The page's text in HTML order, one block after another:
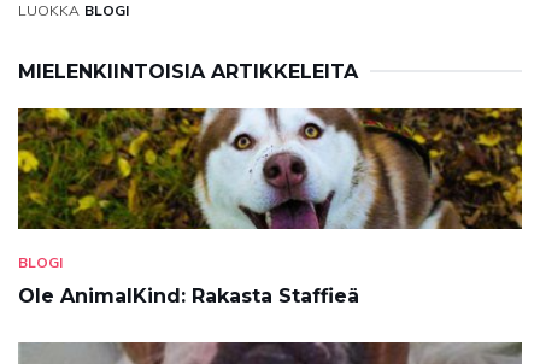
LUOKKA BLOGI
MIELENKIINTOISIA ARTIKKELEITA
BLOGI
Ole AnimalKind: Rakasta Staffieä